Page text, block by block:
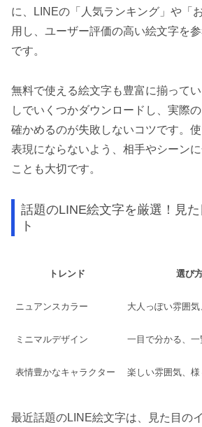
に、LINEの「人気ランキング」や「
用し、ユーザー評価の高い絵文字を
です。
無料で使える絵文字も豊富に揃って
しでいくつかダウンロードし、実際
確かめるのが失敗しないコツです。
表現にならないよう、相手やシーン
ことも大切です。
話題のLINE絵文字を厳選！見
ト
トレンド 選び
ニュアンスカラー 大人っぽい雰囲
ミニマルデザイン 一目で分かる、
表情豊かなキャラクター 楽しい雰囲気、
最近話題のLINE絵文字は、見た目の